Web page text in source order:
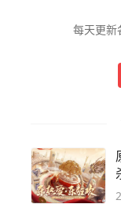
每天更新